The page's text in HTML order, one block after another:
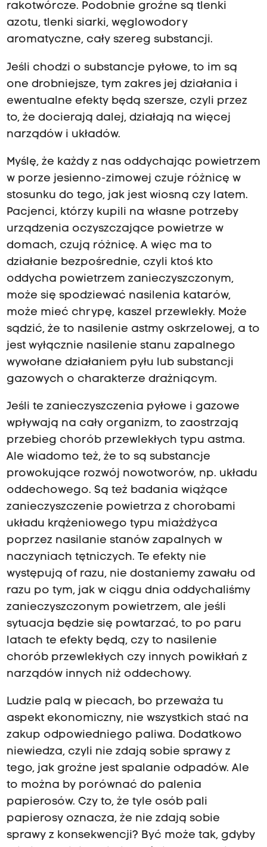
rakotwórcze. Podobnie groźne są tlenki
azotu, tlenki siarki, węglowodory
aromatyczne, cały szereg substancji.
Jeśli chodzi o substancje pyłowe, to im są
one drobniejsze, tym zakres jej działania i
ewentualne efekty będą szersze, czyli przez
to, że docierają dalej, działają na więcej
narządów i układów.
Myślę, że każdy z nas oddychając powietrzem
w porze jesienno-zimowej czuje różnicę w
stosunku do tego, jak jest wiosną czy latem.
Pacjenci, którzy kupili na własne potrzeby
urządzenia oczyszczające powietrze w
domach, czują różnicę. A więc ma to
działanie bezpośrednie, czyli ktoś kto
oddycha powietrzem zanieczyszczonym,
może się spodziewać nasilenia katarów,
może mieć chrypę, kaszel przewlekły. Może
sądzić, że to nasilenie astmy oskrzelowej, a to
jest wyłącznie nasilenie stanu zapalnego
wywołane działaniem pyłu lub substancji
gazowych o charakterze drażniącym.
Jeśli te zanieczyszczenia pyłowe i gazowe
wpływają na cały organizm, to zaostrzają
przebieg chorób przewlekłych typu astma.
Ale wiadomo też, że to są substancje
prowokujące rozwój nowotworów, np. układu
oddechowego. Są też badania wiążące
zanieczyszczenie powietrza z chorobami
układu krążeniowego typu miażdżyca
poprzez nasilanie stanów zapalnych w
naczyniach tętniczych. Te efekty nie
występują of razu, nie dostaniemy zawału od
razu po tym, jak w ciągu dnia oddychaliśmy
zanieczyszczonym powietrzem, ale jeśli
sytuacja będzie się powtarzać, to po paru
latach te efekty będą, czy to nasilenie
chorób przewlekłych czy innych powikłań z
narządów innych niż oddechowy.
Ludzie palą w piecach, bo przeważa tu
aspekt ekonomiczny, nie wszystkich stać na
zakup odpowiedniego paliwa. Dodatkowo
niewiedza, czyli nie zdają sobie sprawy z
tego, jak groźne jest spalanie odpadów. Ale
to można by porównać do palenia
papierosów. Czy to, że tyle osób pali
papierosy oznacza, że nie zdają sobie
sprawy z konsekwencji? Być może tak, gdyby